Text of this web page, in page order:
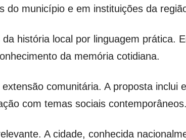
do município e em instituições da
história local por linguagem prática.
da memória cotidiana.
comunitária. A proposta inclui
com temas sociais contemporâneos.
A cidade, conhecida